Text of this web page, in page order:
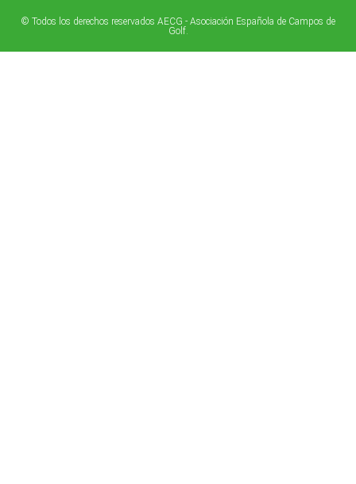
© Todos los derechos reservados AECG - Asociación Española de Campos de
Golf.